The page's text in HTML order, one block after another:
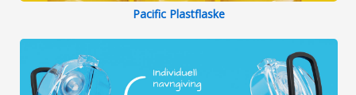
Pacific Plastflaske